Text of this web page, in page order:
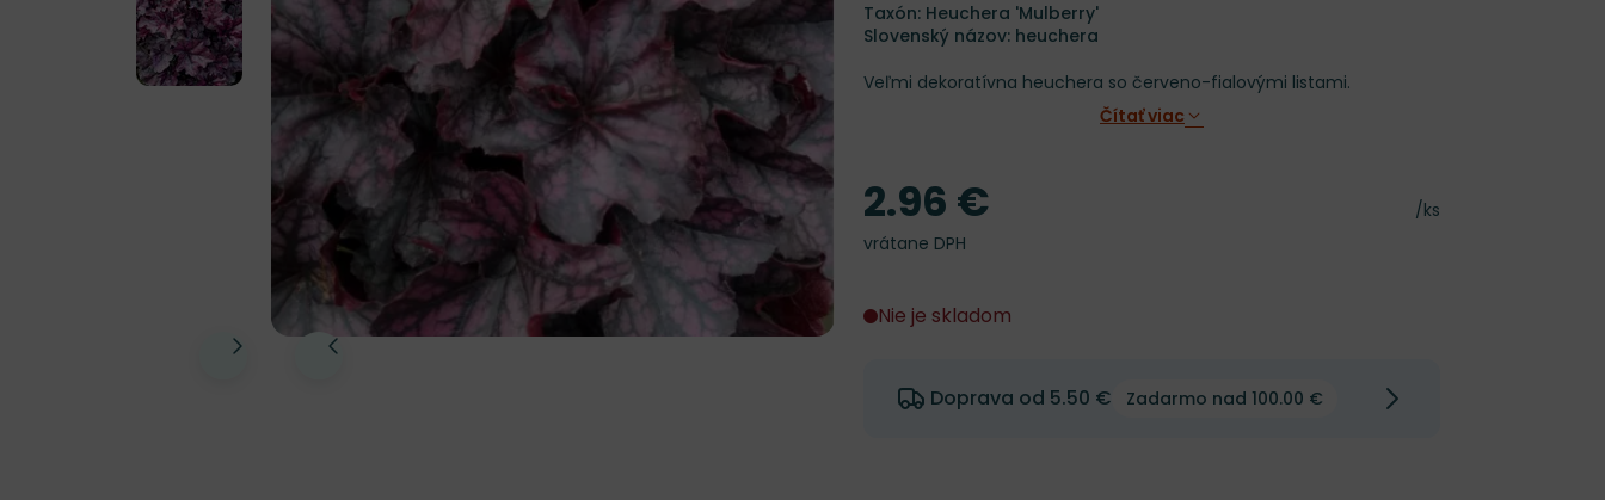
Taxón: Heuchera 'Mulberry'
Slovenský názov: heuchera
Veľmi dekoratívna heuchera so červeno-fialovými listami.
Čítať viac
Cena za kus
/ks
Cena
2.96 €
vrátane DPH
Nie je skladom
Doprava od 5.50 € Zadarmo nad 100.00 €